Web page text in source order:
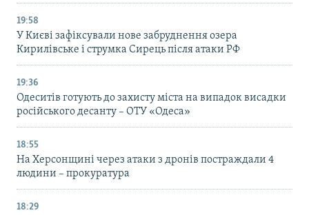
19:58
У Києві зафіксували нове забруднення озера
Кирилівське і струмка Сирець після атаки РФ
19:36
Одеситів готують до захисту міста на випадок висадки
російського десанту – ОТУ «Одеса»
18:55
На Херсонщині через атаки з дронів постраждали 4
людини – прокуратура
18:29